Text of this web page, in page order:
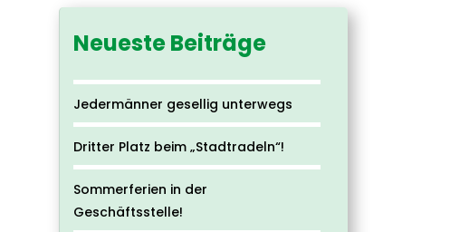
Neueste Beiträge
Jedermänner gesellig unterwegs
Dritter Platz beim „Stadtradeln“!
Sommerferien in der
Geschäftsstelle!